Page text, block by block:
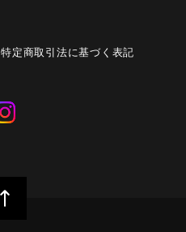
特定商取引法に基づく表記